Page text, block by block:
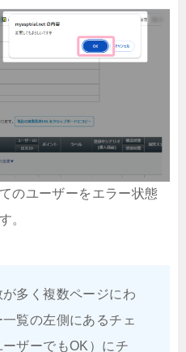
のユーザーをエラー状態
。
多く複数ページにわ
覧の左側にあるチェ
ザーでもOK）にチ